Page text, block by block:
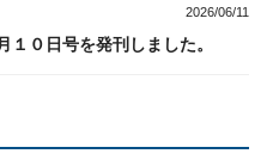
2026/06/11
０日号を発刊しました。